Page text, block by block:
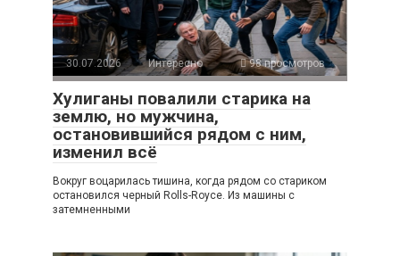
30.07.2026 Интересно 98 просмотров
Хулиганы повалили старика на
землю, но мужчина,
остановившийся рядом с ним,
изменил всё
Вокруг воцарилась тишина, когда рядом со стариком
остановился черный Rolls-Royce. Из машины с
затемненными